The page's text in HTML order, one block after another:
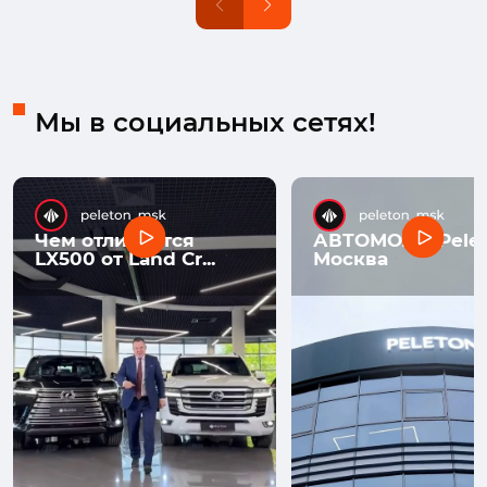
Мы в социальных сетях!
Чем отличается
LX500 от Land Cr...
АВТОМОЛЛ
Москва